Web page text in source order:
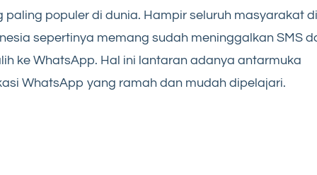
paling populer di dunia. Hampir seluruh masyarakat di
sepertinya memang sudah meninggalkan SMS
ke WhatsApp. Hal ini lantaran adanya antarmuka
WhatsApp yang ramah dan mudah dipelajari.